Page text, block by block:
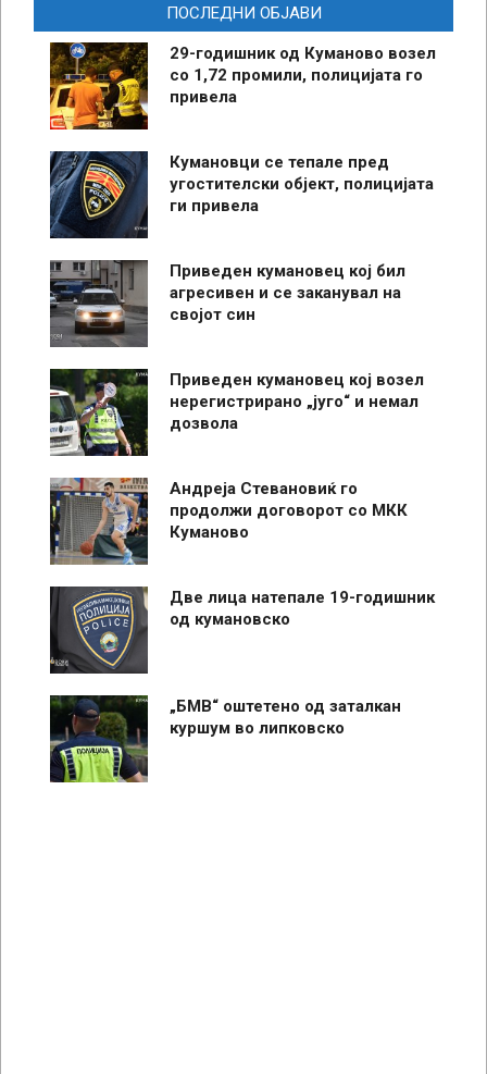
ПОСЛЕДНИ ОБЈАВИ
29-годишник од Куманово возел
со 1,72 промили, полицијата го
привела
Кумановци се тепале пред
угостителски објект, полицијата
ги привела
Приведен кумановец кој бил
агресивен и се заканувал на
својот син
Приведен кумановец кој возел
нерегистрирано „југо“ и немал
дозвола
Андреја Стевановиќ го
продолжи договорот со МКК
Куманово
Две лица натепале 19-годишник
од кумановско
„БМВ“ оштетено од заталкан
куршум во липковско